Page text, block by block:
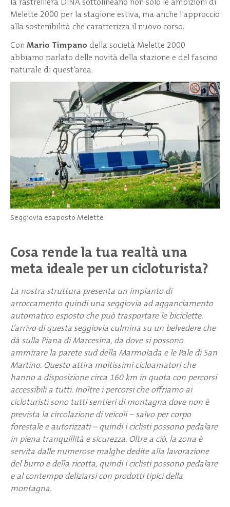
Melette 2000 per la stagione estiva, ma anche l’approccio
alla sostenibilità che caratterizza il nuovo corso.
Con Mario Timpano della società Melette 2000
abbiamo parlato delle novità della stazione e del fascino
naturale di quest’area.
Seggiovia esaposto Melette
Cosa rende la tua realtà una
meta ideale per un cicloturista?
La nostra struttura presenta un impianto di
arroccamento quindi una seggiovia ad agganciamento
automatico esposto che può trasportare le biciclette.
L’arrivo di questa seggiovia culmina su un belvedere che
dà sulla Piana di Marcesina, da dove si possono
ammirare la parete sud della Marmolada e le Pale di San
Martino. Questo attira moltissimi cicloamatori che
hanno a disposizione circa 160 km in quota con percorsi
accessibili a tutti. Inoltre i percorsi che offriamo ai
cicloturisti sono tutti sentieri di montagna dove non è
prevista la circolazione di veicoli – salvo per corpo
forestale e autorizzati – quindi i ciclisti possono pedalare
in piena tranquillità e sicurezza. Oltre a ciò, la zona è
servita dalle numerose malghe dedite alla lavorazione
del burro e della ricotta, quindi i ciclisti possono pedalare
e al contempo deliziarsi con prodotti tipici della
montagna.